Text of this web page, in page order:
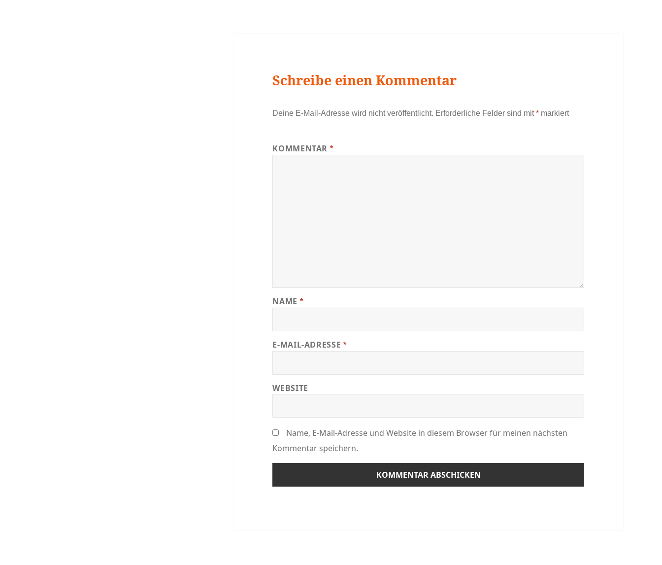
Schreibe einen Kommentar
Deine E-Mail-Adresse wird nicht veröffentlicht. Erforderliche Felder sind mit* markiert
KOMMENTAR *
NAME *
E-MAIL-ADRESSE *
WEBSITE
Name, E-Mail-Adresse und Website in diesem Browser für meinen nächsten
Kommentar speichern.